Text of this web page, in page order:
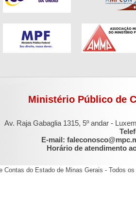
Ministério Público de
Av. Raja Gabaglia 1315, 5º andar -
E-mail:
Horário de atendimento
Contas do Estado de Minas Gerais - Todos